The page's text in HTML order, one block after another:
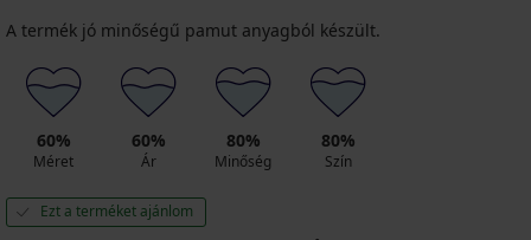
A termék jó minőségű pamut anyagból készült.
60%
Méret
60%
Ár
80%
Minőség
80%
Szín
Ezt a terméket ajánlom